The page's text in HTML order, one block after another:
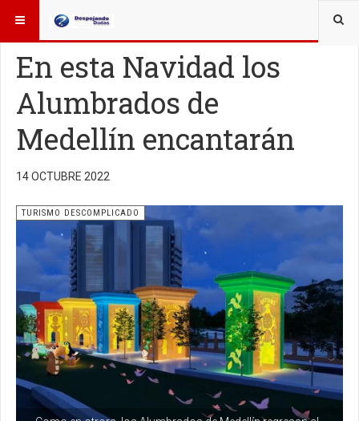
ESTÁ AQUÍ: TURISMO
En esta Navidad los
Alumbrados de
Medellín encantarán
14 OCTUBRE 2022
TURISMO DESCOMPLICADO